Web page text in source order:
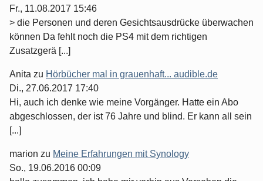
Fr., 11.08.2017 15:46
> die Personen und deren Gesichtsausdrücke überwachen
können Da fehlt noch die PS4 mit dem richtigen
Zusatzgerä [...]
Anita zu Hörbücher mal in grauenhaft... audible.de
Di., 27.06.2017 17:40
Hi, auch ich denke wie meine Vorgänger. Hatte ein Abo
abgeschlossen, der ist 76 Jahre und blind. Er kann all sein
[...]
marion zu Meine Erfahrungen mit Synology
So., 19.06.2016 00:09